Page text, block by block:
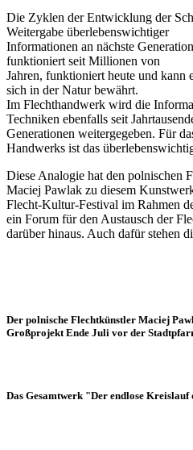
Die Zyklen der Entwicklung der
Weitergabe überlebenswichtiger
Informationen an nächste
funktioniert seit Millionen von
Jahren, funktioniert heute und kann
sich in der Natur bewährt.
Im Flechthandwerk wird die
Techniken ebenfalls seit
Generationen weitergegeben. Für
Handwerks ist das
Diese Analogie hat den polnischen
Maciej Pawlak zu diesem
Flecht-Kultur-Festival im Rahmen
ein Forum für den Austausch der
darüber hinaus. Auch dafür stehen
Der polnische Flechtkünstler Maciej
Großprojekt Ende Juli vor der
Das Gesamtwerk "Der endlose Kreislauf